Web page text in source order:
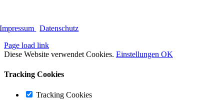
Impressum
Datenschutz
Page load link
Diese Website verwendet Cookies. Einstellungen OK
Tracking Cookies
Tracking Cookies